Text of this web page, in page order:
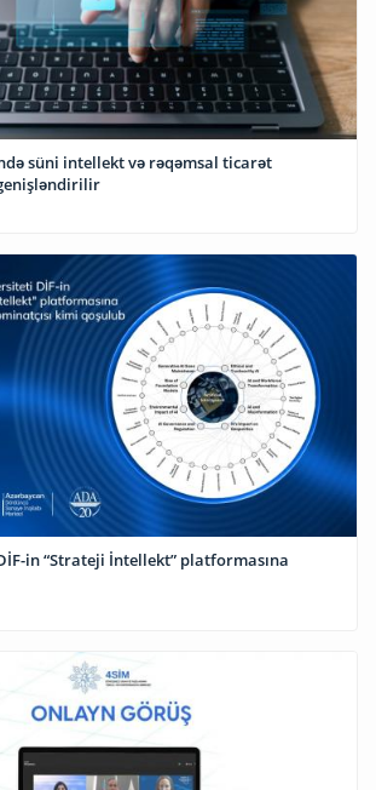
süni intellekt və rəqəmsal ticarət
in “Strateji İntellekt” platformasına